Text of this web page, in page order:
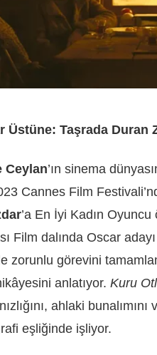
Üstüne: Taşrada Duran
Ceylan’ın sinema
Cannes Film
’a En İyi Kadın
Film dalında Oscar
zorunlu görevini
anlatıyor. Kuru
ahlaki
eşliğinde işliyor.